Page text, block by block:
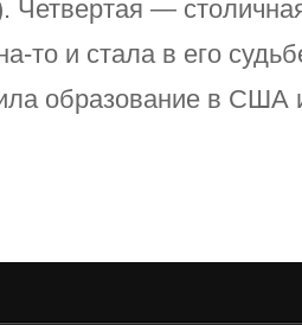
Четвертая —
то и стала в его
образование в США